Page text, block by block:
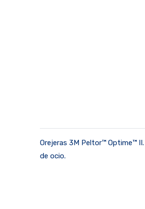
Orejeras 3M Peltor™ Optime™
de ocio.